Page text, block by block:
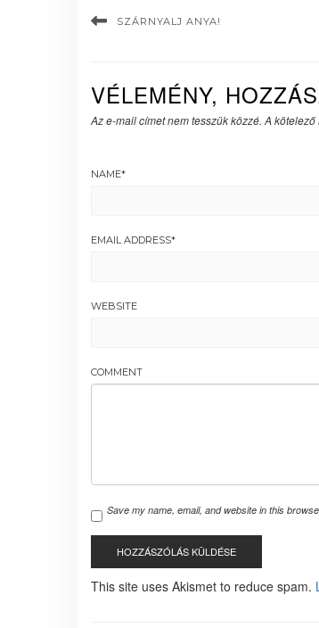
SZÁRNYALJ ANYA!
VÉLEMÉNY,
Az e-mail címet nem tesszük közzé. A kötelező
NAME*
EMAIL ADDRESS*
WEBSITE
COMMENT
Save my name, email, and website in this
This site uses Akismet to reduce spam.